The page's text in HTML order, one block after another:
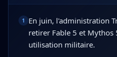
1
En juin, l'administration
retirer Fable 5 et Mythos
utilisation militaire.